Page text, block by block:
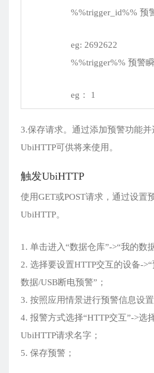
%%trigger_id%% 预
eg: 2692622
%%trigger%% 预警
eg： 1
3.保存请求。通过添加预警功能
UbiHTTP可供将来使用。
触发UbiHTTP
使用GET或POST请求，通过设置
UbiHTTP。
1. 单击进入“数据仓库”->“我的数
2. 选择要设置HTTP交互的设备-
数据/USB断电预警”；
3. 按照应用情景进行预警信息设置
4. 报警方式选择“HTTP交互”->选
UbiHTTP请求名字；
5. 保存预警；